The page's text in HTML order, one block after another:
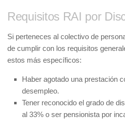
Requisitos RAI por
Si perteneces al colectivo de
de cumplir con los requisitos
estos más específicos:
Haber agotado una prestación
desempleo.
Tener reconocido el grado de
al 33% o ser pensionista por